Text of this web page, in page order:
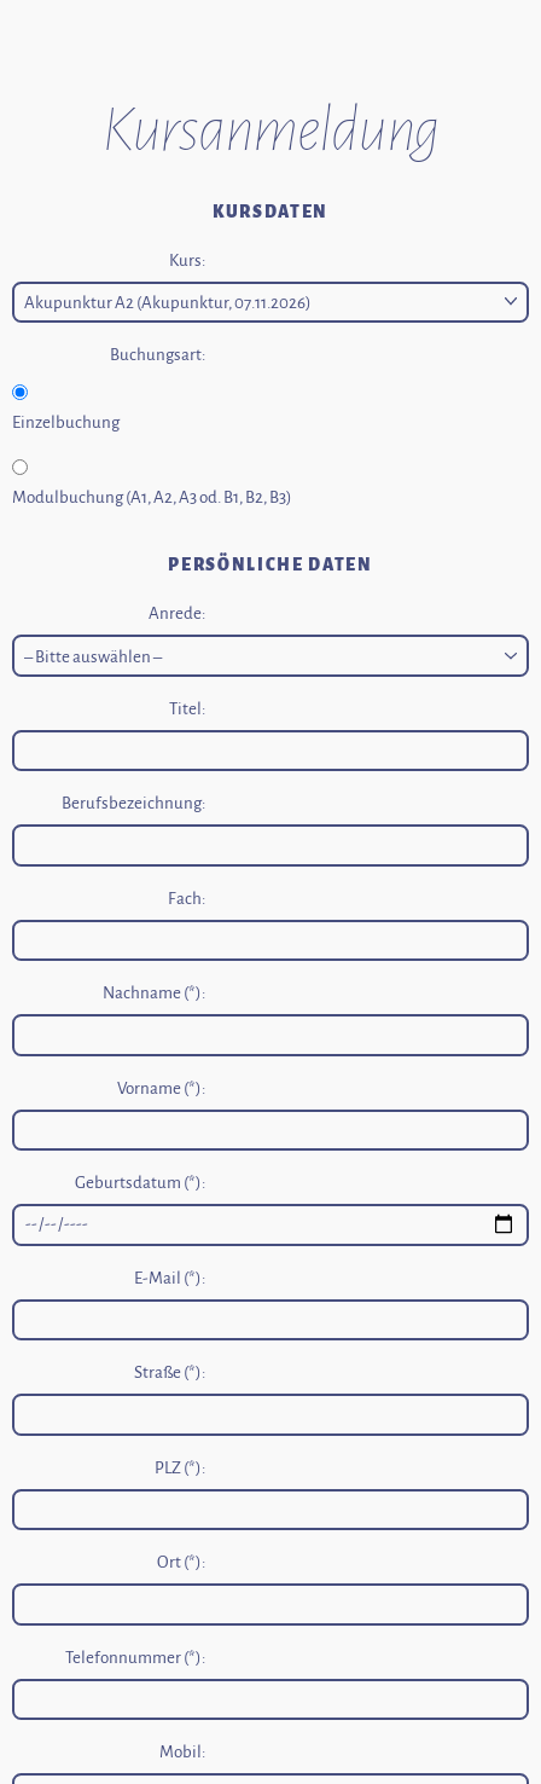
Kurs­anmeldung
KURSDATEN
Kurs:
Buchungsart:
Einzelbuchung
Modulbuchung (A1, A2, A3 od. B1, B2, B3)
PERSÖNLICHE DATEN
Anrede:
Titel:
Berufsbezeichnung:
Fach:
Nachname (*):
Vorname (*):
Geburtsdatum (*):
E-Mail (*):
Straße (*):
PLZ (*):
Ort (*):
Telefonnummer (*):
Mobil: